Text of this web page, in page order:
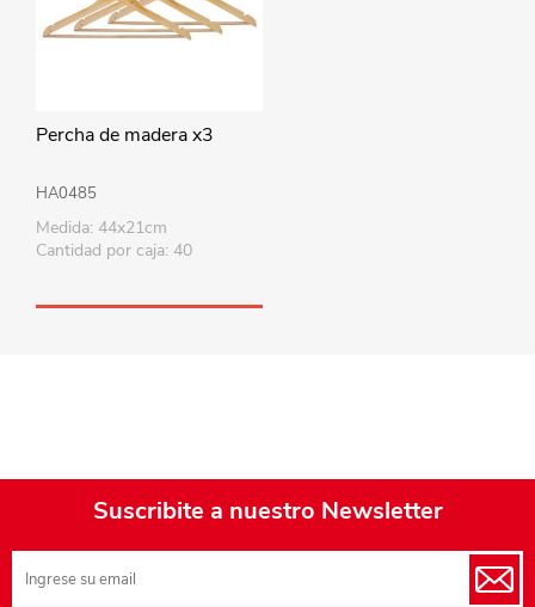
Percha de madera x3
HA0485
Medida: 44x21cm
Cantidad por caja: 40
Suscribite a nuestro Newsletter